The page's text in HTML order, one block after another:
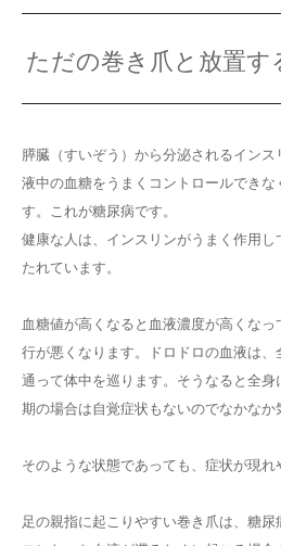
ただの巻き爪と放置す
膵臓（すいぞう）から分泌されるイン
液中の血糖をうまくコントロールでき
す。これが糖尿病です。
健康な人は、インスリンがうまく作用
たれています。
血糖値が高くなると血液濃度が高くな
行が悪くなります。ドロドロの血液は
通って体中を巡ります。そうなると全
期の場合は自覚症状もないのでなかなか
そのような状態であっても、症状が現れ
足の親指に起こりやすい巻き爪は、糖